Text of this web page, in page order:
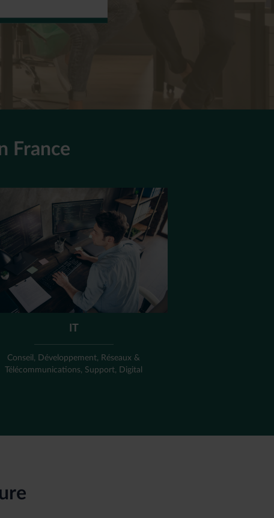
France
Conseil, Développement, Réseaux &
Télécommunications, Support, Digital